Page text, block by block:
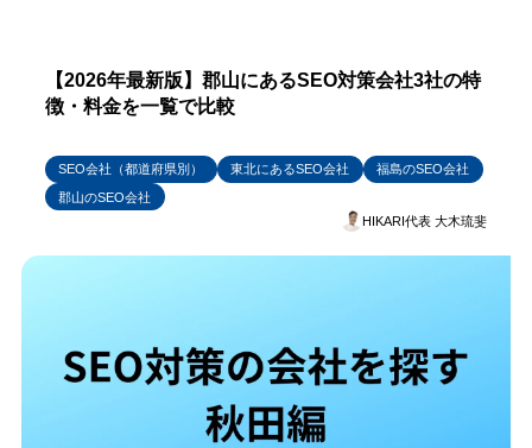
【2026年最新版】郡山にあるSEO対策会社3社の特
徴・料金を一覧で比較
SEO会社（都道府県別） 東北にあるSEO会社
福島のSEO会社
郡山のSEO会社
HIKARI代表 大木琉斐